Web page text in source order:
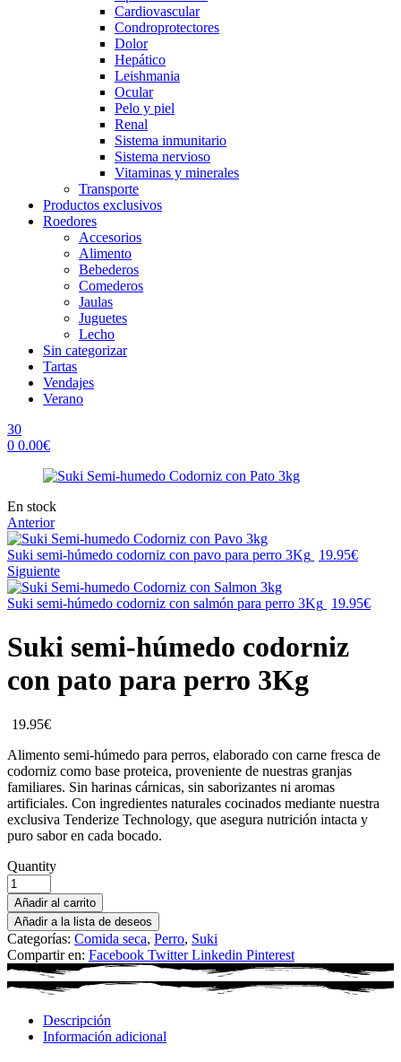
Cardiovascular
Condroprotectores
Dolor
Hepático
Leishmania
Ocular
Pelo y piel
Renal
Sistema inmunitario
Sistema nervioso
Vitaminas y minerales
Transporte
Productos exclusivos
Roedores
Accesorios
Alimento
Bebederos
Comederos
Jaulas
Juguetes
Lecho
Sin categorizar
Tartas
Vendajes
Verano
30
0 0.00€
Availability:
En stock
Anterior
Suki semi-húmedo codorniz con pavo para perro 3Kg 19.95€
Siguiente
Suki semi-húmedo codorniz con salmón para perro 3Kg 19.95€
Suki semi-húmedo codorniz
con pato para perro 3Kg
19.95€
Alimento semi-húmedo para perros, elaborado con carne fresca de
codorniz como base proteica, proveniente de nuestras granjas
familiares. Sin harinas cárnicas, sin saborizantes ni aromas
artificiales. Con ingredientes naturales cocinados mediante nuestra
exclusiva Tenderize Technology, que asegura nutrición intacta y
puro sabor en cada bocado.
Quantity
Añadir al carrito
Añadir a la lista de deseos
Categorías: Comida seca, Perro, Suki
Compartir en: Facebook Twitter Linkedin Pinterest
Descripción
Información adicional